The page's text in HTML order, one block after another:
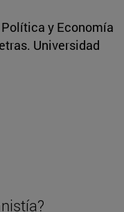
y Economía
Universidad